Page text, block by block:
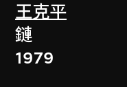
王克平
鏈
1979